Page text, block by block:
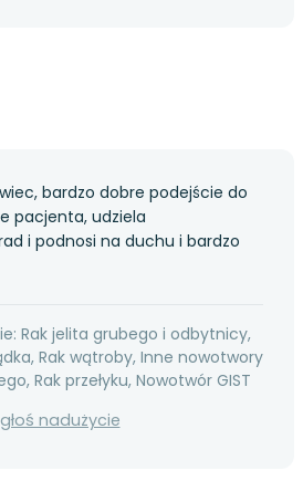
bardzo dobre podejście do
pacjenta, udziela
i podnosi na duchu i bardzo
Rak jelita grubego i odbytnicy,
Rak wątroby, Inne nowotwory
Rak przełyku, Nowotwór GIST
nadużycie